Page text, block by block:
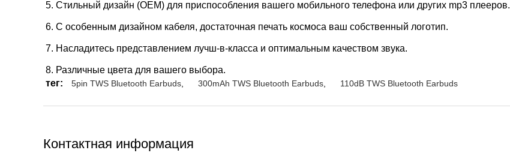
5. Стильный дизайн (OEM) для приспособления вашего мобильного телефона или других mp3 плееров.
6. С особенным дизайном кабеля, достаточная печать космоса ваш собственный логотип.
7. Насладитесь представлением лучш-в-класса и оптимальным качеством звука.
8. Различные цвета для вашего выбора.
тег:
5pin TWS Bluetooth Earbuds 300mAh TWS Bluetooth Earbuds 110dB TWS Bluetooth Earbuds
Контактная информация